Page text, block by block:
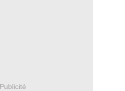
Publicité